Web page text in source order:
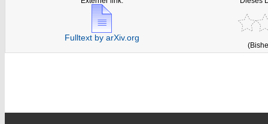
Fulltext by arXiv.org